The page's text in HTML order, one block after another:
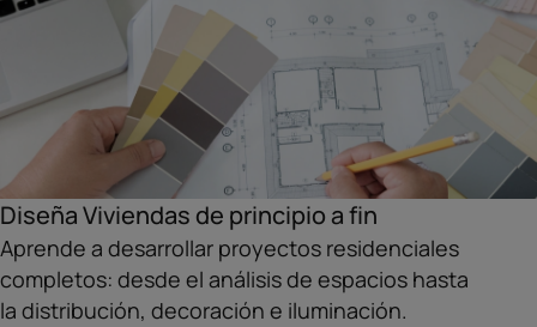
Diseña Viviendas de principio a fin
Aprende a desarrollar proyectos residenciales
completos: desde el análisis de espacios hasta
la distribución, decoración e iluminación.